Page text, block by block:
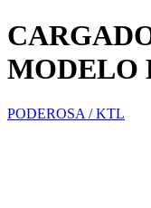
MODELO
PODEROSA / KTL